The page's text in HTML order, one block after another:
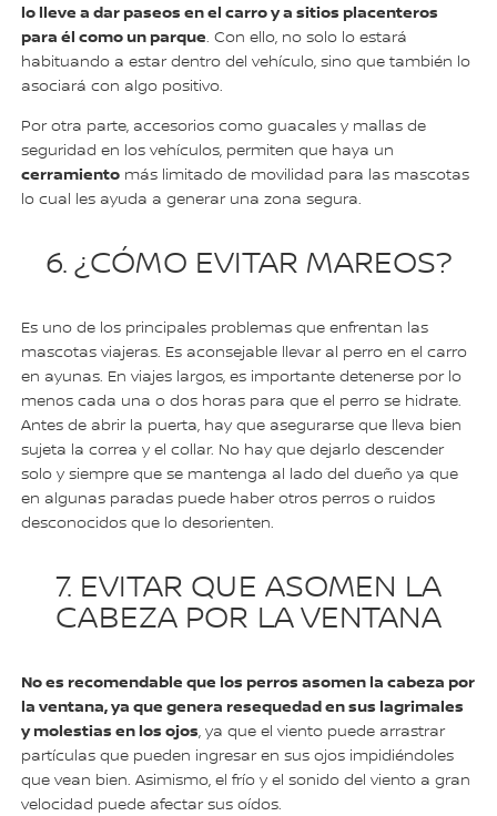
lo lleve a dar paseos en el carro y a sitios placenteros
para él como un parque. Con ello, no solo lo estará
habituando a estar dentro del vehículo, sino que también lo
asociará con algo positivo.
Por otra parte, accesorios como guacales y mallas de
seguridad en los vehículos, permiten que haya un
cerramiento más limitado de movilidad para las mascotas
lo cual les ayuda a generar una zona segura.
6. ¿CÓMO EVITAR MAREOS?
Es uno de los principales problemas que enfrentan las
mascotas viajeras. Es aconsejable llevar al perro en el carro
en ayunas. En viajes largos, es importante detenerse por lo
menos cada una o dos horas para que el perro se hidrate.
Antes de abrir la puerta, hay que asegurarse que lleva bien
sujeta la correa y el collar. No hay que dejarlo descender
solo y siempre que se mantenga al lado del dueño ya que
en algunas paradas puede haber otros perros o ruidos
desconocidos que lo desorienten.
7. EVITAR QUE ASOMEN LA
CABEZA POR LA VENTANA
No es recomendable que los perros asomen la cabeza por
la ventana, ya que genera resequedad en sus lagrimales
y molestias en los ojos, ya que el viento puede arrastrar
partículas que pueden ingresar en sus ojos impidiéndoles
que vean bien. Asimismo, el frío y el sonido del viento a gran
velocidad puede afectar sus oídos.